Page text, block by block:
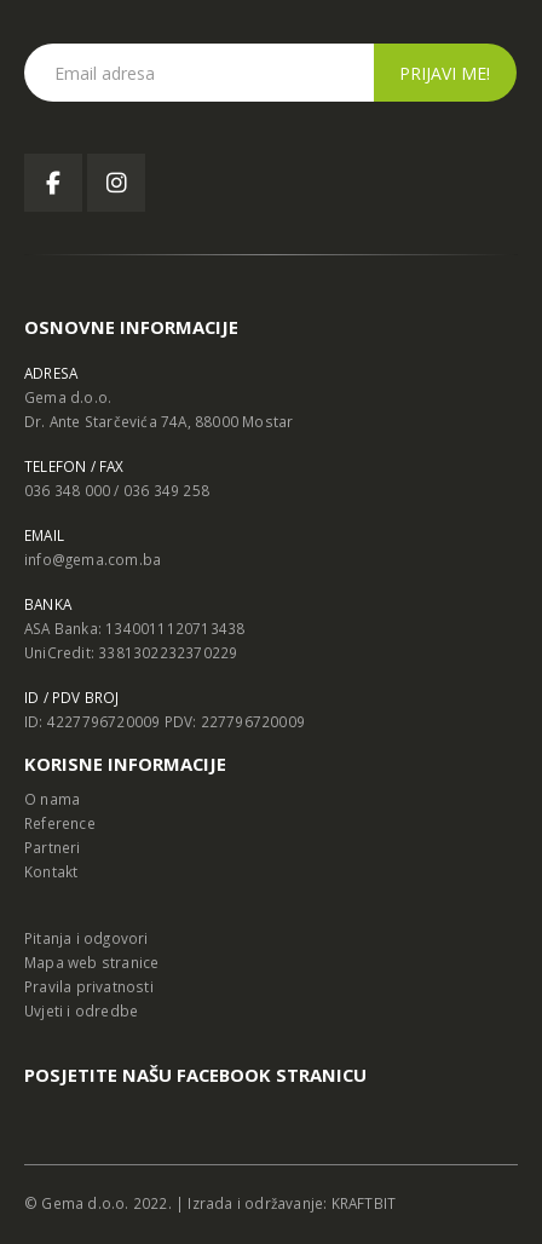
OSNOVNE INFORMACIJE
ADRESA
Gema d.o.o.
Dr. Ante Starčevića 74A, 88000 Mostar
TELEFON / FAX
036 348 000 / 036 349 258
EMAIL
info@gema.com.ba
BANKA
ASA Banka: 1340011120713438
UniCredit: 3381302232370229
ID / PDV BROJ
ID: 4227796720009 PDV: 227796720009
KORISNE INFORMACIJE
O nama
Reference
Partneri
Kontakt
Pitanja i odgovori
Mapa web stranice
Pravila privatnosti
Uvjeti i odredbe
POSJETITE NAŠU FACEBOOK STRANICU
© Gema d.o.o. 2022. | Izrada i održavanje: KRAFTBIT